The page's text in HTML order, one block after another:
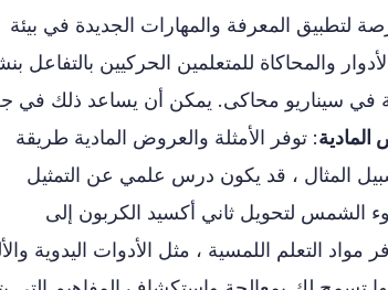
لتطبيق المعرفة والمهارات الجديدة في بيئة
والمحاكاة للمتعلمين الحركيين بالتفاعل
في سيناريو محاكى. يمكن أن يساعد ذلك في
: توفر الأمثلة والعروض المادية طريقة
المثال ، قد يكون درس علمي عن التمثيل
الشمس لتحويل ثاني أكسيد الكربون إلى
مواد التعلم اللمسية ، مثل الأدوات اليدوية